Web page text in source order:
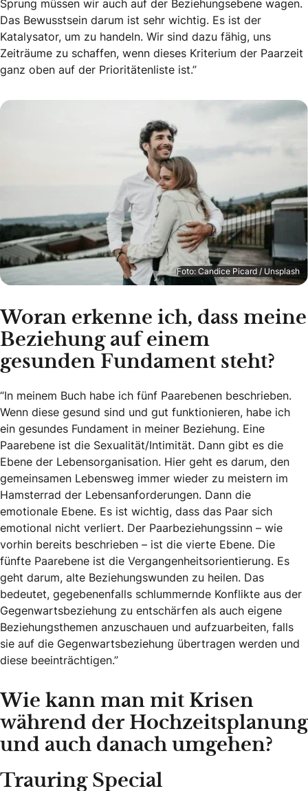
Sprung müssen wir auch auf der Beziehungsebene wagen.
Das Bewusstsein darum ist sehr wichtig. Es ist der
Katalysator, um zu handeln. Wir sind dazu fähig, uns
Zeiträume zu schaffen, wenn dieses Kriterium der Paarzeit
ganz oben auf der Prioritätenliste ist.”
Foto: Candice Picard / Unsplash
Woran erkenne ich, dass meine
Beziehung auf einem
gesunden Fundament steht?
“In meinem Buch habe ich fünf Paarebenen beschrieben.
Wenn diese gesund sind und gut funktionieren, habe ich
ein gesundes Fundament in meiner Beziehung. Eine
Paarebene ist die Sexualität/Intimität. Dann gibt es die
Ebene der Lebensorganisation. Hier geht es darum, den
gemeinsamen Lebensweg immer wieder zu meistern im
Hamsterrad der Lebensanforderungen. Dann die
emotionale Ebene. Es ist wichtig, dass das Paar sich
emotional nicht verliert. Der Paarbeziehungssinn – wie
vorhin bereits beschrieben – ist die vierte Ebene. Die
fünfte Paarebene ist die Vergangenheitsorientierung. Es
geht darum, alte Beziehungswunden zu heilen. Das
bedeutet, gegebenenfalls schlummernde Konflikte aus der
Gegenwartsbeziehung zu entschärfen als auch eigene
Beziehungsthemen anzuschauen und aufzuarbeiten, falls
sie auf die Gegenwartsbeziehung übertragen werden und
diese beeinträchtigen.”
Wie kann man mit Krisen
während der Hochzeitsplanung
und auch danach umgehen?
Trauring Special